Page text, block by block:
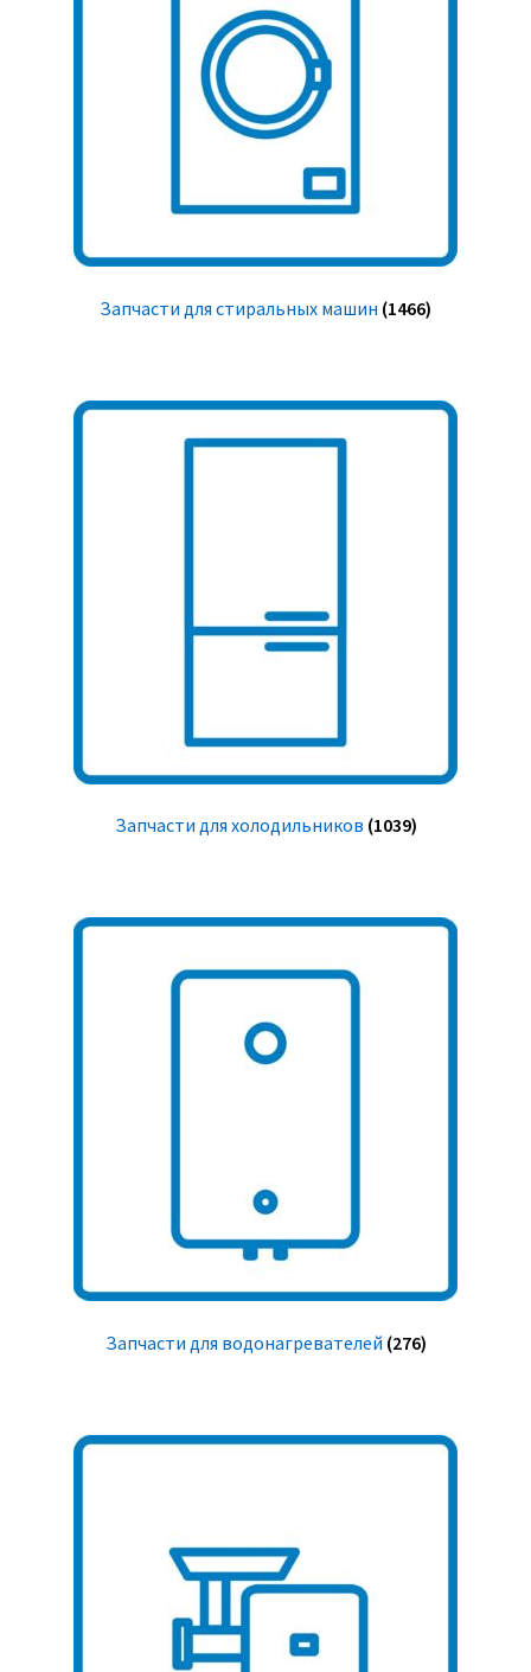
Запчасти для стиральных машин (1466)
Запчасти для холодильников (1039)
Запчасти для водонагревателей (276)